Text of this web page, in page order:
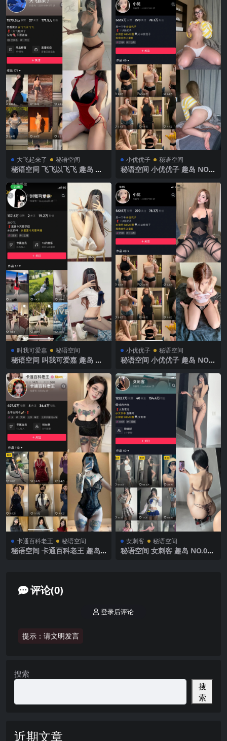
大飞起来了 秘语空间
秘语空间 飞飞以飞飞 趣岛 N
最新完整版
小优优子 秘语空间
秘语空间 小优优子 趣岛 NO.0
整版
叫我可爱嘉 秘语空间
秘语空间 叫我可爱嘉 趣岛 N
完整版
小优优子 秘语空间
秘语空间 小优优子 趣岛 NO.0
整版
卡通百科老王 秘语空间
秘语空间 卡通百科老王 趣岛
女刺客 秘语空间
秘语空间 女刺客 趣岛 NO.018
评论(0)
提示：请文明发言
登录后评论
搜索
搜
索
近期文章